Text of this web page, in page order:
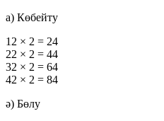
а) Көбейту
12 × 2 = 24
22 × 2 = 44
32 × 2 = 64
42 × 2 = 84
ә) Бөлу